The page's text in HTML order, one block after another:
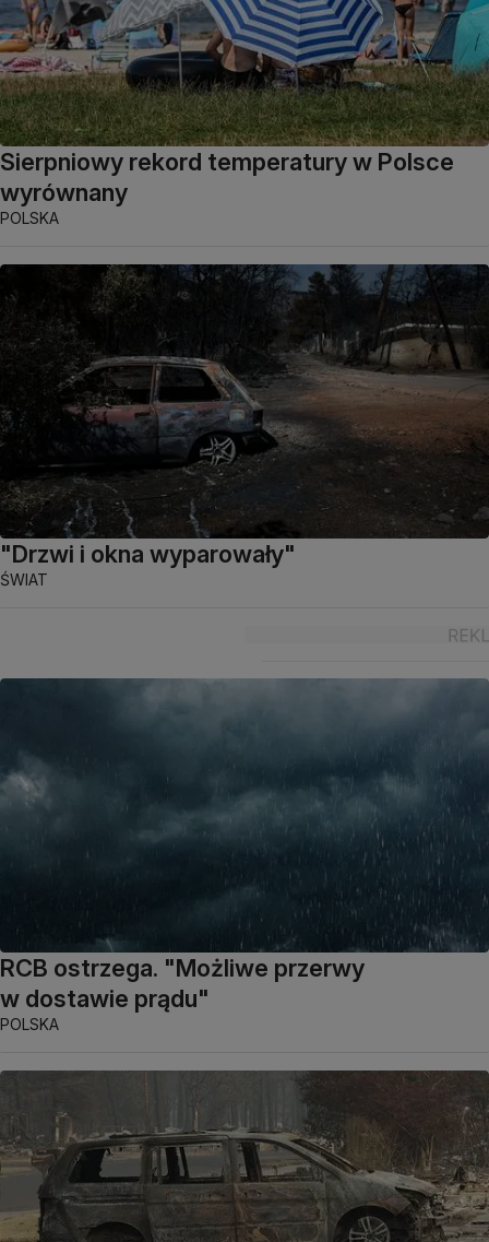
Sierpniowy rekord temperatury w Polsce
wyrównany
POLSKA
"Drzwi i okna wyparowały"
ŚWIAT
RCB ostrzega. "Możliwe przerwy
w dostawie prądu"
POLSKA